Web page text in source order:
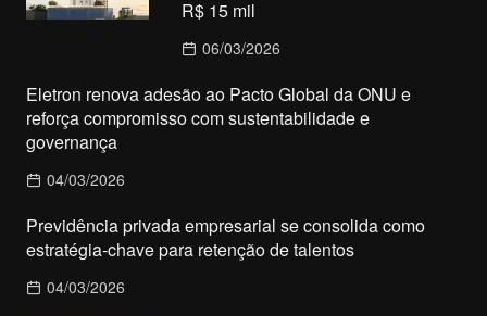
R$ 15 mil
06/03/2026
Eletron renova adesão ao Pacto Global da ONU e
reforça compromisso com sustentabilidade e
governança
04/03/2026
Previdência privada empresarial se consolida como
estratégia-chave para retenção de talentos
04/03/2026